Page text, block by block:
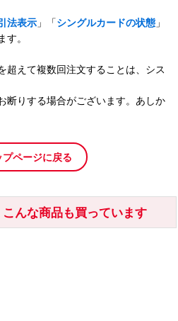
法表示 」「シングルカードの状態 」
。
超えて複数回注文することは、シス
断りする場合がございます。あしか
プページに戻る
んな商品も買っています